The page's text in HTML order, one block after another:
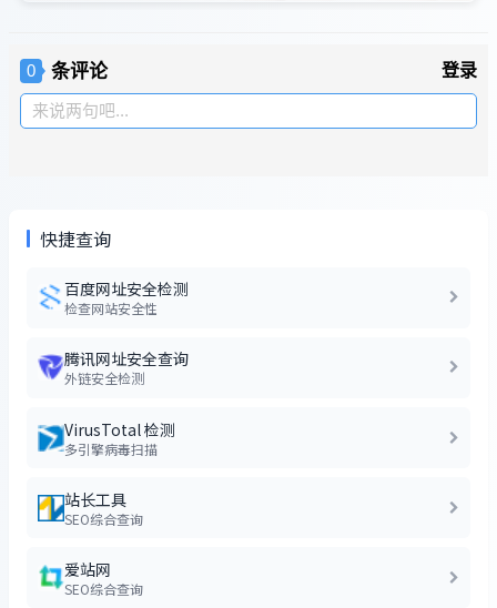
0 条评论 登录
来说两句吧...
快捷查询
百度网址安全检测
检查网站安全性
腾讯网址安全查询
外链安全检测
VirusTotal 检测
多引擎病毒扫描
站长工具
SEO综合查询
爱站网
SEO综合查询